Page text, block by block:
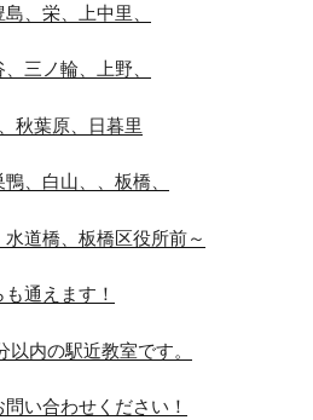
、栄、上中里、
三ノ輪、上野、
秋葉原、日暮里
、白山、、板橋、
道橋、板橋区役所前～
も通えます！
以内の駅近教室です。
い合わせください！